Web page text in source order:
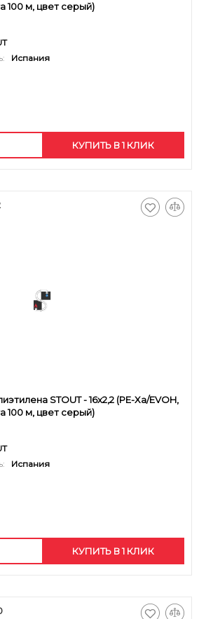
100 м, цвет серый)
Испания
КУПИТЬ В 1 КЛИК
STOUT - 16x2,2 (PE-Xa/EVOH,
100 м, цвет серый)
Испания
КУПИТЬ В 1 КЛИК